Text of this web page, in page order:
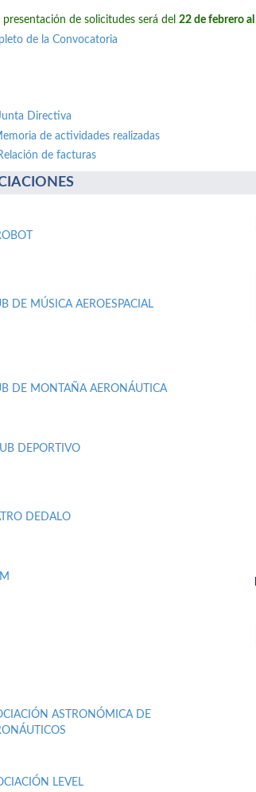
presentación de solicitudes será del 22 de febrero
de la Convocatoria
Directiva
de actividades realizadas
de facturas
DE MÚSICA AEROESPACIAL
DE MONTAÑA AERONÁUTICA
DEPORTIVO
DEDALO
ASTRONÓMICA DE
LEVEL